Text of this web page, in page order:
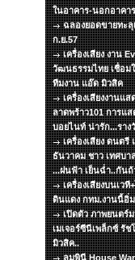
ในอาคาร-นอกอาคา
ฉลองยอดขายทะ
ก.ย.57
เครื่องเสียง งาน
วัฒนธรรมไทย เชื่อม
ทีมงาน แอ๊ด มิวสิค
เครื่องเสียงงานแ
ลาดพร้าว101 การแ
บอยไนท์ น่ารัก...ราง
เครื่องเสียง ดนต
ธันวาคม ชาว เทศบา
...ฝนฟ้า เย็นฉ่ำ..กัน
เครื่องเสียงบนเว
ดินแดง กทม.งานนี้อิ่
เปิดตัว ภาพยนตร์
เมเจอร์ซีนีเพล็กซ์ รั
มิวสิค..
ลุมพินี House